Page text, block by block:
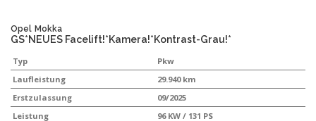
Opel Mokka
GS*NEUES Facelift!*Kamera!*Kontrast-Grau!*
Typ
Pkw
Laufleistung
29.940 km
Erstzulassung
09/2025
Leistung
96 KW / 131 PS